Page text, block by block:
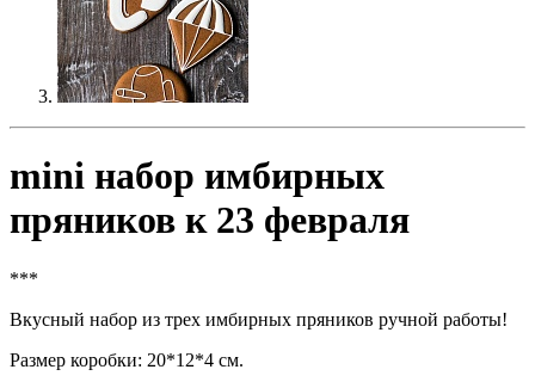
mini набор имбирных
пряников к 23 февраля
***
Вкусный набор из трех имбирных пряников ручной работы!
Размер коробки: 20*12*4 см.